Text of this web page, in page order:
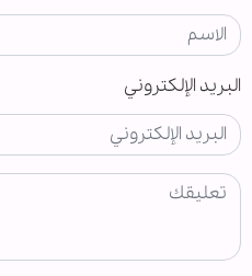
البريد الإلكتروني